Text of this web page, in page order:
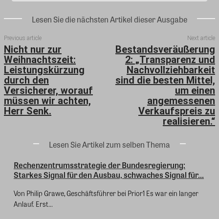
Lesen Sie die nächsten Artikel dieser Ausgabe
Previous article
Nicht nur zur
Weihnachtszeit:
Leistungskürzung
durch den
Versicherer, worauf
müssen wir achten,
Herr Senk.
Next article
Bestandsveräußerung
2: „Transparenz und
Nachvollziehbarkeit
sind die besten Mittel,
um einen
angemessenen
Verkaufspreis zu
realisieren.“
Lesen Sie Artikel zum selben Thema
Rechenzentrumsstrategie der Bundesregierung:
Starkes Signal für den Ausbau, schwaches Signal für...
Von Philip Grawe, Geschäftsführer bei Prior1 Es war ein langer
Anlauf. Erst...